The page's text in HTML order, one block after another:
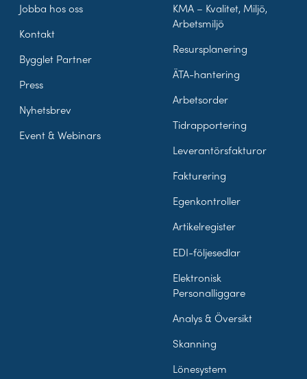
Jobba hos oss
Kontakt
Bygglet Partner
Press
Nyhetsbrev
Event & Webinars
KMA – Kvalitet, Miljö,
Arbetsmiljö
Resursplanering
ÄTA-hantering
Arbetsorder
Tidrapportering
Leverantörsfakturor
Fakturering
Egenkontroller
Artikelregister
EDI-följesedlar
Elektronisk
Personalliggare
Analys & Översikt
Skanning
Lönesystem